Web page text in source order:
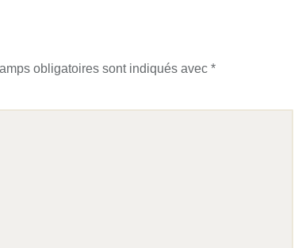
obligatoires sont indiqués avec *